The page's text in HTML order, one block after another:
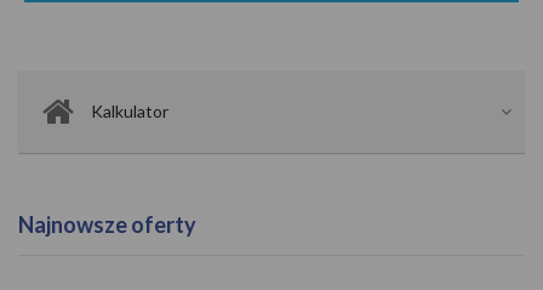
Kalkulator
Najnowsze oferty